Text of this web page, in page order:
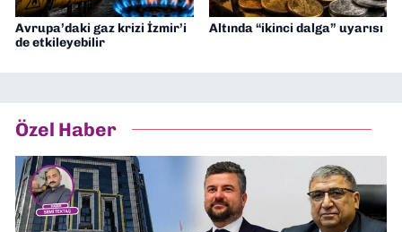
Avrupa’daki gaz krizi İzmir’i
de etkileyebilir
Altında “ikinci dalga” uyarısı
Özel Haber